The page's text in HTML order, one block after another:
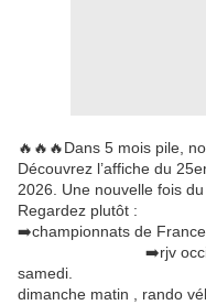
🔥🔥🔥Dans 5 mois pile,
Découvrez l’affiche du
2026. Une nouvelle fois
Regardez plutôt :
➡️championnats de
➡️rjv occitanie x
samedi.
dimanche matin , rando